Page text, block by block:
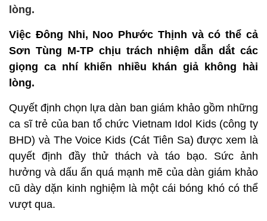
lòng.
Việc Đông Nhi, Noo Phước Thịnh và có thể cả
Sơn Tùng M-TP chịu trách nhiệm dẫn dắt các
giọng ca nhí khiến nhiều khán giả không hài
lòng.
Quyết định chọn lựa dàn ban giám khảo gồm những
ca sĩ trẻ của ban tổ chức Vietnam Idol Kids (công ty
BHD) và The Voice Kids (Cát Tiên Sa) được xem là
quyết định đầy thử thách và táo bạo. Sức ảnh
hưởng và dấu ấn quá mạnh mẽ của dàn giám khảo
cũ dày dặn kinh nghiệm là một cái bóng khó có thể
vượt qua.